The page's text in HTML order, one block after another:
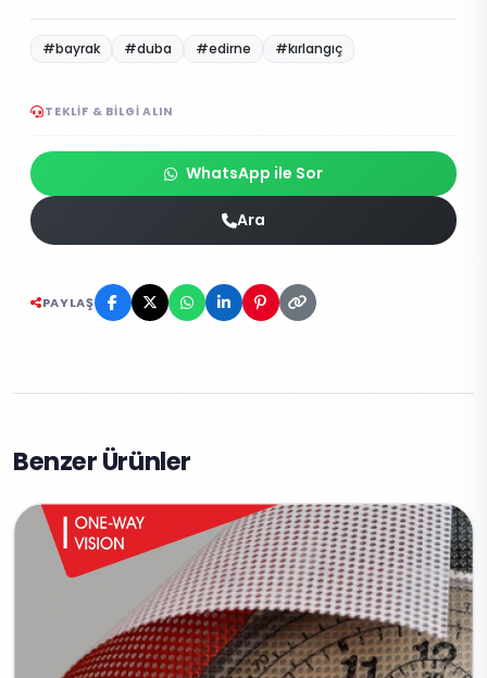
#bayrak #duba #edirne #kırlangıç
TEKLIF & BILGI ALIN
WhatsApp ile Sor
Ara
PAYLAŞ
Benzer Ürünler